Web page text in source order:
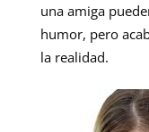
una amiga
humor, pero
la realidad.